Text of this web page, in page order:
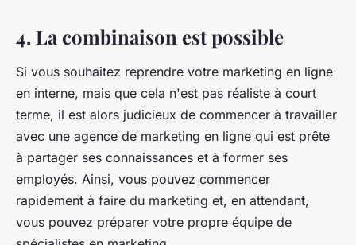
4. La combinaison est possible
Si vous souhaitez reprendre votre marketing en ligne
en interne, mais que cela n'est pas réaliste à court
terme, il est alors judicieux de commencer à travailler
avec une agence de marketing en ligne qui est prête
à partager ses connaissances et à former ses
employés. Ainsi, vous pouvez commencer
rapidement à faire du marketing et, en attendant,
vous pouvez préparer votre propre équipe de